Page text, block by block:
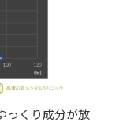
っくり成分が放